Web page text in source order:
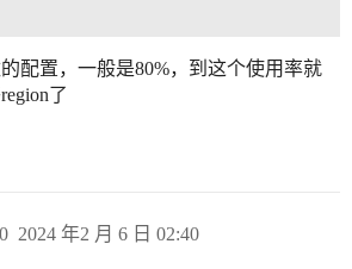
配置，一般是80%，到这个使用率就
了
2024 年2 月 6 日 02:40